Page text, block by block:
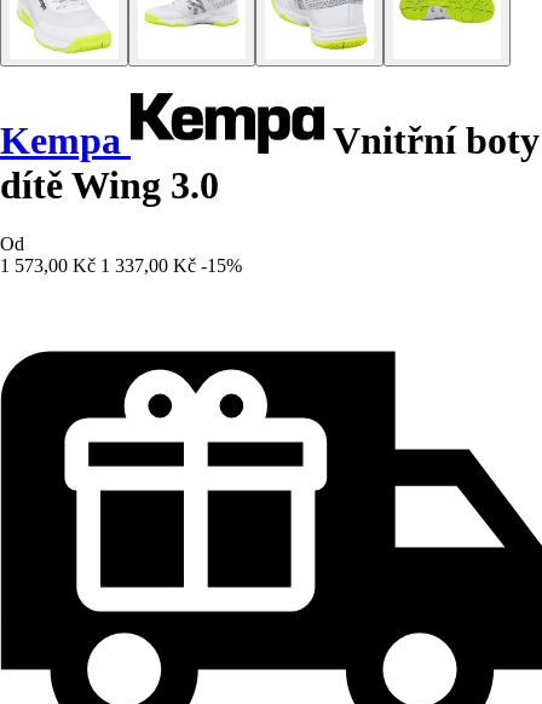
Kempa
Vnitřní boty
dítě Wing 3.0
Od
1 573,00 Kč 1 337,00 Kč -15%